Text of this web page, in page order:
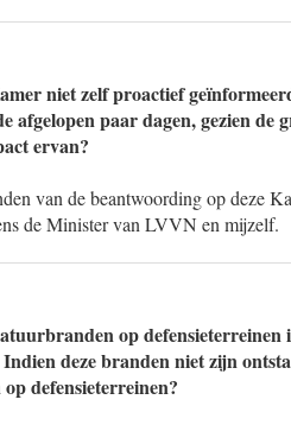
niet zelf proactief
afgelopen paar dagen, gezien de
ervan?
van de beantwoording op deze
de Minister van LVVN en mijzelf.
op
deze branden niet zijn
defensieterreinen?